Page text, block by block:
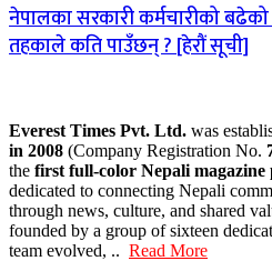
नेपालका सरकारी कर्मचारीको
तहकाले कति पाउँछन् ? [हेरौं सूची]
Everest Times Pvt. Ltd. was
in 2008 (Company Registration No.
the first full-color Nepali
dedicated to connecting Nepali
through news, culture, and shared
founded by a group of sixteen
team evolved, .. Read More